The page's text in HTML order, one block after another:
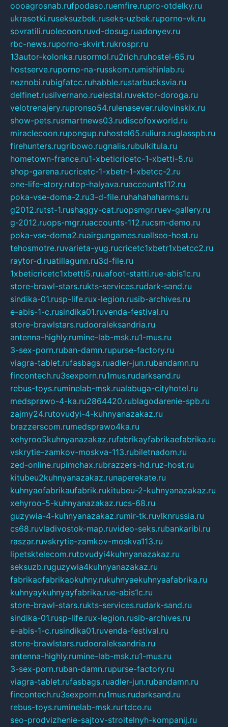
oooagrosnab.rufpodaso.ruemfire.rupro-otdelky.ru
ukrasotki.ruseksuzbek.ruseks-uzbek.ruporno-vk.ru
sovratili.ruolecoon.ruvd-dosug.ruadonyev.ru
rbc-news.ruporno-skvirt.rukrospr.ru
13autor-kolonka.rusormol.ru2rich.ruhostel-65.ru
hostserve.ruporno-na-russkom.rumishinlab.ru
neznobi.rubigfatcc.ruhabble.rustarbucksvia.ru
delfinet.rusilvernano.ruelestal.ruvektor-doroga.ru
velotrenajery.rupronso54.rulenasever.rulovinskix.ru
show-pets.rusmartnews03.rudiscofoxworld.ru
miraclecoon.rupongup.ruhostel65.ruliura.ruglasspb.ru
firehunters.rugribowo.rugnalis.rubulkitula.ru
hometown-france.ru1-xbeticricetc-1-xbetti-5.ru
shop-garena.rucricetc-1-xbetr-1-xbetcc-2.ru
one-life-story.rutop-halyava.ruaccounts112.ru
poka-vse-doma-2.ru3-d-file.ruhahahaharms.ru
g2012.rutst-1.rushaggy-cat.ruopsmgr.ruev-gallery.ru
g-2012.ruops-mgr.ruaccounts-112.rucsm-demo.ru
poka-vse-doma2.ruairgungames.ruallseo-host.ru
tehosmotre.ruvarieta-yug.rucricetc1xbetr1xbetcc2.ru
raytor-d.ruatillagunn.ru3d-file.ru
1xbeticricetc1xbetti5.ruuafoot-statti.rue-abis1c.ru
store-brawl-stars.rukts-services.rudark-sand.ru
sindika-01.rusp-life.rux-legion.rusib-archives.ru
e-abis-1-c.rusindika01.ruvenda-festival.ru
store-brawlstars.rudooraleksandria.ru
antenna-highly.rumine-lab-msk.ru1-mus.ru
3-sex-porn.ruban-damn.rupurse-factory.ru
viagra-tablet.rufasbags.ruadler-jun.rubandamn.ru
fincontech.ru3sexporn.ru1mus.rudarksand.ru
rebus-toys.ruminelab-msk.rualabuga-cityhotel.ru
medsprawo-4-ka.ru2864420.rublagodarenie-spb.ru
zajmy24.rutovudyi-4-kuhnyanazakaz.ru
brazzerscom.rumedsprawo4ka.ru
xehyroo5kuhnyanazakaz.rufabrikayfabrikaefabrika.ru
vskrytie-zamkov-moskva-113.rubiletnadom.ru
zed-online.rupimchax.rubrazzers-hd.ruz-host.ru
kitubeu2kuhnyanazakaz.runaperekate.ru
kuhnyaofabrikaufabrik.rukitubeu-2-kuhnyanazakaz.ru
xehyroo-5-kuhnyanazakaz.rucs-68.ru
guzywia-4-kuhnyanazakaz.rumir-tk.ruvlknrussia.ru
cs68.ruvladivostok-map.ruvideo-seks.rubankaribi.ru
raszar.ruvskrytie-zamkov-moskva113.ru
lipetsktelecom.rutovudyi4kuhnyanazakaz.ru
seksuzb.ruguzywia4kuhnyanazakaz.ru
fabrikaofabrikaokuhny.rukuhnyaekuhnyaafabrika.ru
kuhnyaykuhnyayfabrika.rue-abis1c.ru
store-brawl-stars.rukts-services.rudark-sand.ru
sindika-01.rusp-life.rux-legion.rusib-archives.ru
e-abis-1-c.rusindika01.ruvenda-festival.ru
store-brawlstars.rudooraleksandria.ru
antenna-highly.rumine-lab-msk.ru1-mus.ru
3-sex-porn.ruban-damn.rupurse-factory.ru
viagra-tablet.rufasbags.ruadler-jun.rubandamn.ru
fincontech.ru3sexporn.ru1mus.rudarksand.ru
rebus-toys.ruminelab-msk.rurtdco.ru
seo-prodvizhenie-sajtov-stroitelnyh-kompanij.ru